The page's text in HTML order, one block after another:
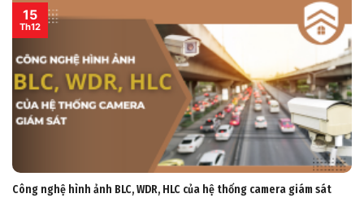
Công nghệ hình ảnh BLC, WDR, HLC của hệ thống camera giám sát
15
Th12